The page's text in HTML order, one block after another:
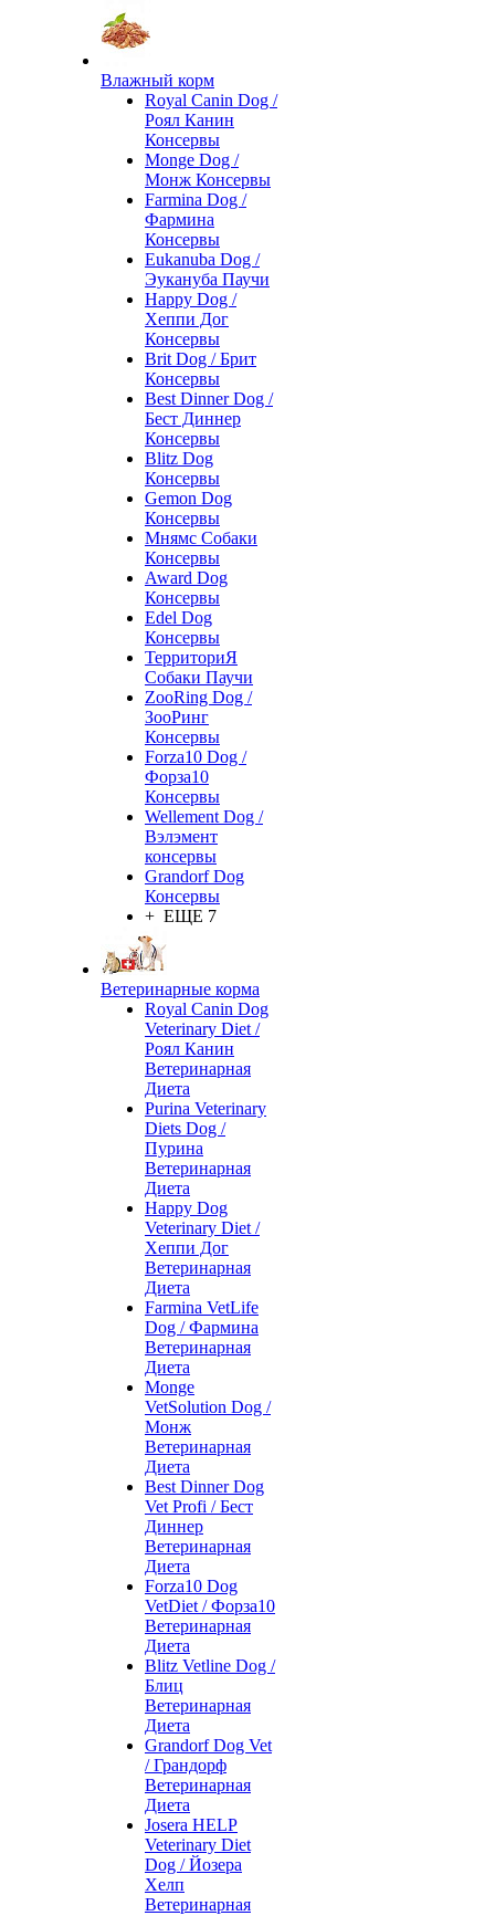
Влажный корм
Royal Canin Dog /
Роял Канин
Консервы
Monge Dog /
Монж Консервы
Farmina Dog /
Фармина
Консервы
Eukanuba Dog /
Эукануба Паучи
Happy Dog /
Хеппи Дог
Консервы
Brit Dog / Брит
Консервы
Best Dinner Dog /
Бест Диннер
Консервы
Blitz Dog
Консервы
Gemon Dog
Консервы
Мнямс Собаки
Консервы
Award Dog
Консервы
Edel Dog
Консервы
ТерриториЯ
Собаки Паучи
ZooRing Dog /
ЗооРинг
Консервы
Forza10 Dog /
Форза10
Консервы
Wellement Dog /
Вэлэмент
консервы
Grandorf Dog
Консервы
+ ЕЩЕ 7
Ветеринарные корма
Royal Canin Dog
Veterinary Diet /
Роял Канин
Ветеринарная
Диета
Purina Veterinary
Diets Dog /
Пурина
Ветеринарная
Диета
Happy Dog
Veterinary Diet /
Хеппи Дог
Ветеринарная
Диета
Farmina VetLife
Dog / Фармина
Ветеринарная
Диета
Monge
VetSolution Dog /
Монж
Ветеринарная
Диета
Best Dinner Dog
Vet Profi / Бест
Диннер
Ветеринарная
Диета
Forza10 Dog
VetDiet / Форза10
Ветеринарная
Диета
Blitz Vetline Dog /
Блиц
Ветеринарная
Диета
Grandorf Dog Vet
/ Грандорф
Ветеринарная
Диета
Josera HELP
Veterinary Diet
Dog / Йозера
Хелп
Ветеринарная